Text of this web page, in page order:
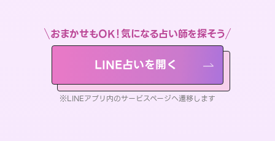
おまかせもOK！気になる占い師を探そう
LINE占いを開く
※LINEアプリ内のサービスページへ遷移します